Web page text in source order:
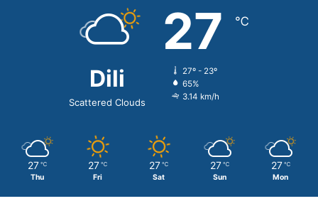
Dili
Scattered Clouds
27 ℃
27º - 23º
65%
3.14 km/h
27 ℃
Thu
27 ℃
Fri
27 ℃
Sat
27 ℃
Sun
27 ℃
Mon